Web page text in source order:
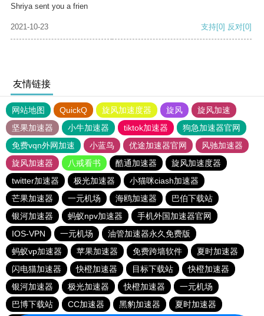
Shriya sent you a frien
2021-10-23 支持[0] 反对[0]
友情链接
网站地图 QuickQ 旋风加速度器 旋风
旋风加速
坚果加速器
小牛加速器 tiktok加速器
狗急加速器官网
免费vqn外网加速
小蓝鸟 优途加速器官网
风驰加速器
旋风加速器
八戒看书 酷通加速器
旋风加速度器
twitter加速器
极光加速器
小猫咪ciash加速器
芒果加速器
一元机场 海鸥加速器
巴伯下载站
银河加速器
蚂蚁npv加速器
手机外国加速器官网
IOS-VPN
一元机场
油管加速器永久免费版
蚂蚁vp加速器
苹果加速器 免费跨墙软件
夏时加速器
闪电猫加速器
快橙加速器 目标下载站
快橙加速器
银河加速器
极光加速器 快橙加速器
一元机场
巴博下载站
CC加速器 黑豹加速器 夏时加速器